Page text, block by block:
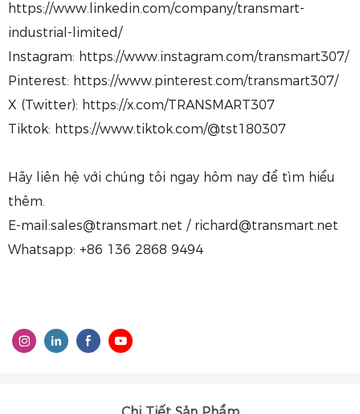
https://www.linkedin.com/company/transmart-
industrial-limited/
Instagram: https://www.instagram.com/transmart307/
Pinterest: https://www.pinterest.com/transmart307/
X (Twitter): https://x.com/TRANSMART307
Tiktok: https://www.tiktok.com/@tst180307
Hãy liên hệ với chúng tôi ngay hôm nay để tìm hiểu
thêm.
E-mail:sales@transmart.net / richard@transmart.net
Whatsapp: +86 136 2868 9494